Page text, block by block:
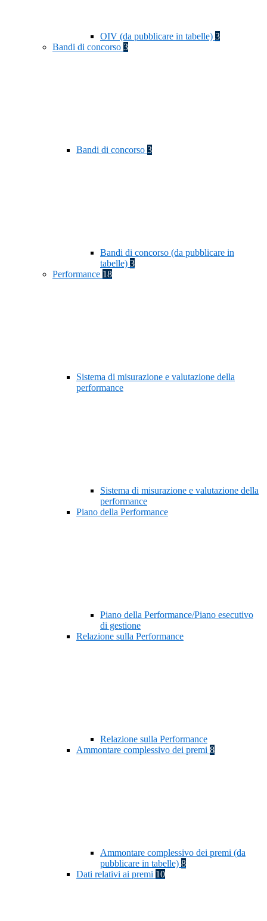
OIV (da pubblicare in tabelle) 3
Bandi di concorso 3
Bandi di concorso 3
Bandi di concorso (da pubblicare in
tabelle) 3
Performance 18
Sistema di misurazione e valutazione della
performance
Sistema di misurazione e valutazione della
performance
Piano della Performance
Piano della Performance/Piano esecutivo
di gestione
Relazione sulla Performance
Relazione sulla Performance
Ammontare complessivo dei premi 8
Ammontare complessivo dei premi (da
pubblicare in tabelle) 8
Dati relativi ai premi 10